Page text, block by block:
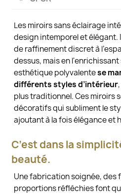
Les miroirs sans éclairage
design intemporel et
de raffinement discret à
dessus, mais en
esthétique polyvalentese
différents styles d’intérieur
plus traditionnel. Ces miroirs
décoratifs qui subliment le
ajoutant à la fois élégance et
C’est dans la
beauté.
Une fabrication soignée, des
proportions réfléchies font